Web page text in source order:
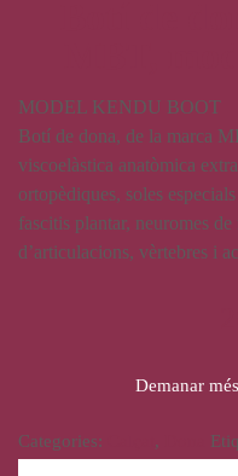
MODEL KENDU BOOT
Botí de dona, de la marca
viscoelàstica anatòmica
ortopèdiques, soles
fascitis plantar, neuromes
d’articulacions, vèrtebres i
Demanar
Categories: ,